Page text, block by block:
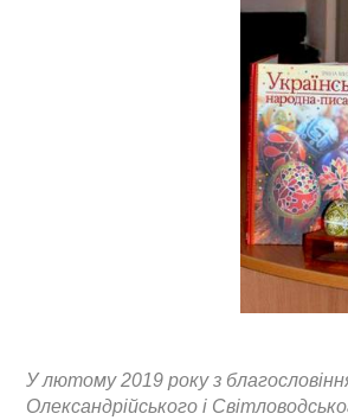
У лютому 2019 року з
Олександрійського і